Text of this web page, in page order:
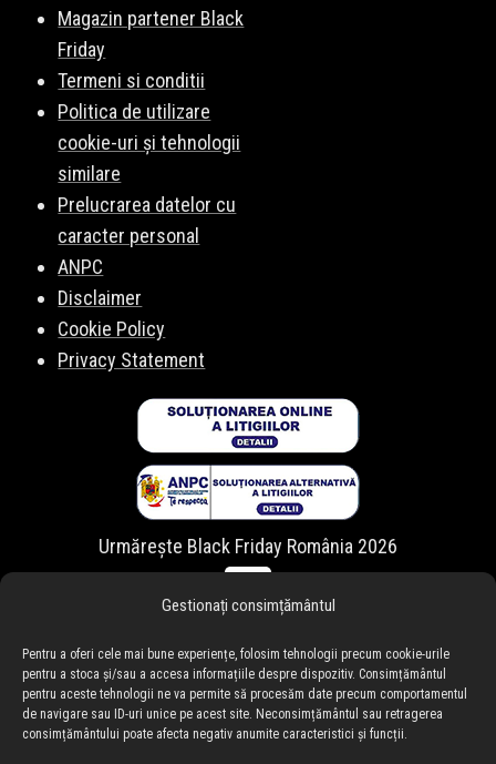
Gestionați consimțământul
Pentru a oferi cele mai bune experiențe, folosim tehnologii precum cookie-urile
pentru a stoca și/sau a accesa informațiile despre dispozitiv. Consimțământul
pentru aceste tehnologii ne va permite să procesăm date precum comportamentul
de navigare sau ID-uri unice pe acest site. Neconsimțământul sau retragerea
consimțământului poate afecta negativ anumite caracteristici și funcții.
Magazin partener Black
Friday
Termeni si conditii
Politica de utilizare
cookie-uri și tehnologii
similare
Prelucrarea datelor cu
caracter personal
ANPC
Disclaimer
Cookie Policy
Privacy Statement
Urmărește Black Friday România 2026